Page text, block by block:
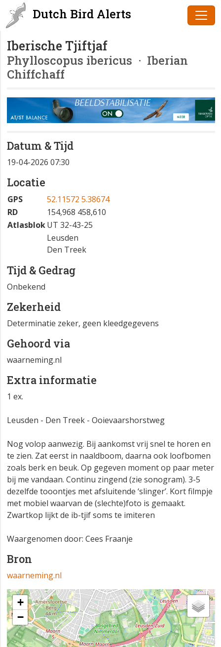
Dutch Bird Alerts
Iberische Tjiftjaf
Phylloscopus ibericus · Iberian
Chiffchaff
Datum & Tijd
19-04-2026 07:30
Locatie
GPS
52.11572 5.38674
RD
154,968 458,610
AtlasblokUT 32-43-25
Leusden
Den Treek
Tijd & Gedrag
Onbekend
Zekerheid
Determinatie zeker, geen kleedgegevens
Gehoord via
waarneming.nl
Extra informatie
1 ex.
Leusden - Den Treek - Ooievaarshorstweg
Nog volop aanwezig. Bij aankomst vrij snel te horen en
te zien. Zat eerst in naaldboom, daarna ook loofbomen
zoals berk en beuk. Op gegeven moment op paar meter
bij me vandaan. Continu zingend (zie sonogram). 3-5
dezelfde tooontjes met afsluitende ‘slinger’. Kort filmpje
met mobiel waarvan de (slechte)foto is gemaakt.
Zwartkop lijkt de ib-tjif soms te imiteren
Waargenomen door: Cees Fraanje
Bron
waarneming.nl
+
−